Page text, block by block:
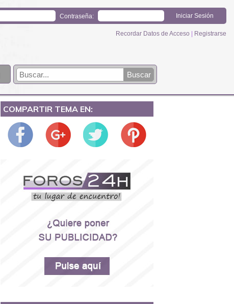
Contraseña:
Recordar Datos de Acceso Registrarse
COMPARTIR TEMA EN: